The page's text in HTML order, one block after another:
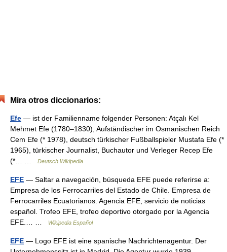
Mira otros diccionarios:
Efe — ist der Familienname folgender Personen: Atçalı Kel
Mehmet Efe (1780–1830), Aufständischer im Osmanischen Reich
Cem Efe (* 1978), deutsch türkischer Fußballspieler Mustafa Efe (*
1965), türkischer Journalist, Buchautor und Verleger Recep Efe
(*… …
Deutsch Wikipedia
EFE — Saltar a navegación, búsqueda EFE puede referirse a:
Empresa de los Ferrocarriles del Estado de Chile. Empresa de
Ferrocarriles Ecuatorianos. Agencia EFE, servicio de noticias
español. Trofeo EFE, trofeo deportivo otorgado por la Agencia
EFE.… …
Wikipedia Español
EFE — Logo EFE ist eine spanische Nachrichtenagentur. Der